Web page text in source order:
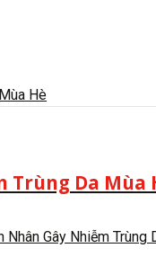
Trùng Da Mùa
Nhân Gây Nhiễm